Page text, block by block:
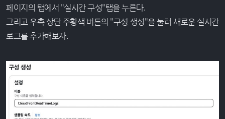
페이지의 탭에서 "실시간 구성"탭을 누른다.
그리고 우측 상단 주황색 버튼의 "구성 생성"을 눌러 새로운 실시간
로그를 추가해보자.